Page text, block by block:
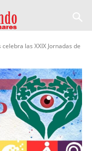
las XXIX Jornadas de